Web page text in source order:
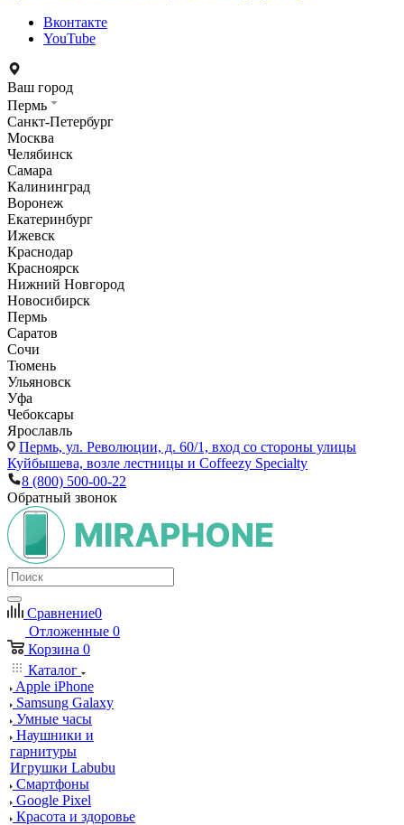
Вконтакте
YouTube
Ваш город
Пермь
Санкт-Петербург
Москва
Челябинск
Самара
Калининград
Воронеж
Екатеринбург
Ижевск
Краснодар
Красноярск
Нижний Новгород
Новосибирск
Пермь
Саратов
Сочи
Тюмень
Ульяновск
Уфа
Чебоксары
Ярославль
Пермь, ул. Революции, д. 60/1, вход со стороны улицы
Куйбышева, возле лестницы и Coffeezy Specialty
8 (800) 500-00-22
Обратный звонок
Сравнение0
Отложенные 0
Корзина 0
Каталог
Apple iPhone
Samsung Galaxy
Умные часы
Наушники и
гарнитуры
Игрушки Labubu
Смартфоны
Google Pixel
Красота и здоровье